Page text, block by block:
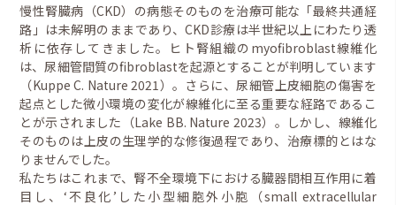
慢性腎臓病（CKD）の病態そのものを治療可能な「最終共通経
路」は未解明のままであり、CKD診療は半世紀以上にわたり透
析に依存してきました。ヒト腎組織のmyofibroblast線維化
は、尿細管間質のfibroblastを起源とすることが判明しています
（Kuppe C. Nature 2021）。さらに、尿細管上皮細胞の傷害を
起点とした微小環境の変化が線維化に至る重要な経路であるこ
とが示されました（Lake BB. Nature 2023）。しかし、線維化
そのものは上皮の生理学的な修復過程であり、治療標的とはな
りませんでした。
私たちはこれまで、腎不全環境下における臓器間相互作用に着
目し、‘不良化’した小型細胞外小胞（small extracellular